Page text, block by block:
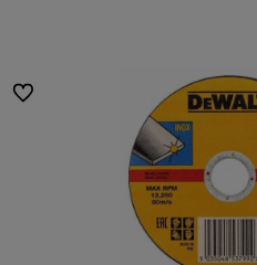
Do ulubionych